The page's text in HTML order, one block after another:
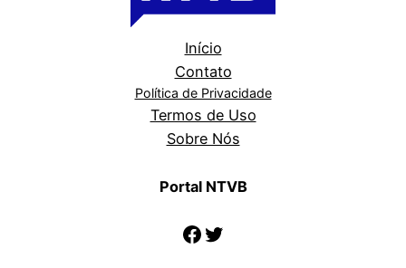
Início
Contato
Política de Privacidade
Termos de Uso
Sobre Nós
Portal NTVB
Facebook
Twitter